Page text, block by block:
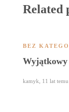
Related
BEZ
Wyjątkowy
kamyk, 11 lat temu